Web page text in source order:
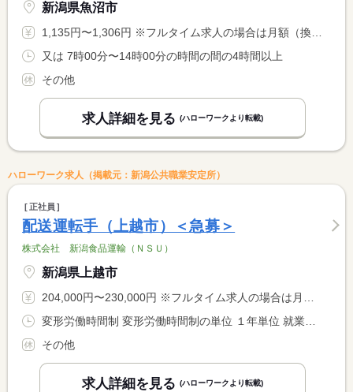
新潟県魚沼市
1,135円〜1,306円 ※フルタイム求人の場合は月額（換算額）、パート求人の場合は時間額を表示しています。
又は 7時00分〜14時00分の時間の間の4時間以上
その他
求人詳細を見る (ハローワークより転載)
ハローワーク求人（掲載元：新潟公共職業安定所）
正社員
配送運転手（上越市）＜急募＞
株式会社 新潟食品運輸（ＮＳＵ）
新潟県上越市
204,000円〜230,000円 ※フルタイム求人の場合は月額（換算額）、パート求人の場合は時間額を表示しています。
変形労働時間制 変形労働時間制の単位 １年単位 就業時間１ 5時15分〜14時15分 就業時間２ 5時45分〜14時45分 就業時間３ 4時45分〜13時45分 就業時間に関する特記事項 シフト制にて始業時間、終業時間は異なります
その他
求人詳細を見る (ハローワークより転載)